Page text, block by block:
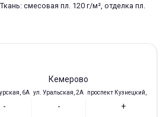
смесовая пл. 120 г/м², отделка пл.
Кемерово
6А ул. Уральская, 2А проспект Кузнецкий, 97Б
- -
+